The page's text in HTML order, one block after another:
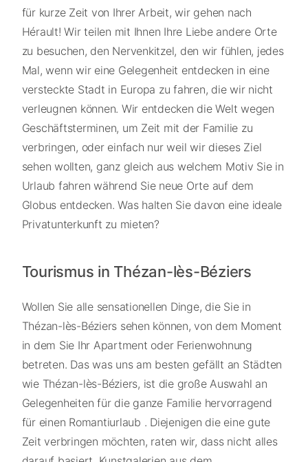
für kurze Zeit von Ihrer Arbeit, wir gehen nach
Hérault! Wir teilen mit Ihnen Ihre Liebe andere Orte
zu besuchen, den Nervenkitzel, den wir fühlen, jedes
Mal, wenn wir eine Gelegenheit entdecken in eine
versteckte Stadt in Europa zu fahren, die wir nicht
verleugnen können. Wir entdecken die Welt wegen
Geschäftsterminen, um Zeit mit der Familie zu
verbringen, oder einfach nur weil wir dieses Ziel
sehen wollten, ganz gleich aus welchem Motiv Sie in
Urlaub fahren während Sie neue Orte auf dem
Globus entdecken. Was halten Sie davon eine ideale
Privatunterkunft zu mieten?
Tourismus in Thézan-lès-Béziers
Wollen Sie alle sensationellen Dinge, die Sie in
Thézan-lès-Béziers sehen können, von dem Moment
in dem Sie Ihr Apartment oder Ferienwohnung
betreten. Das was uns am besten gefällt an Städten
wie Thézan-lès-Béziers, ist die große Auswahl an
Gelegenheiten für die ganze Familie hervorragend
für einen Romantiurlaub . Diejenigen die eine gute
Zeit verbringen möchten, raten wir, dass nicht alles